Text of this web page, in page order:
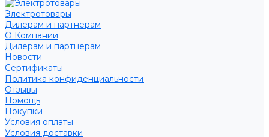
Электротовары
Дилерам и партнерам
О Компании
Дилерам и партнерам
Новости
Сертификаты
Политика конфиденциальности
Отзывы
Помощь
Покупки
Условия оплаты
Условия доставки